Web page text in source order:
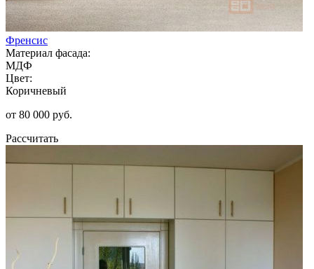
Френсис
Материал фасада:
МДФ
Цвет:
Коричневый
от 80 000 руб.
Рассчитать